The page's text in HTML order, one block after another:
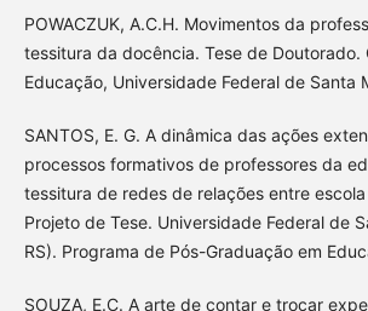
POWACZUK, A.C.H. Movimentos da
tessitura da docência. Tese de Doutorado.
Educação, Universidade Federal de Santa
SANTOS, E. G. A dinâmica das ações
processos formativos de professores da
tessitura de redes de relações entre
Projeto de Tese. Universidade Federal de
RS). Programa de Pós-Graduação em
SOUZA, E.C. A arte de contar e trocar